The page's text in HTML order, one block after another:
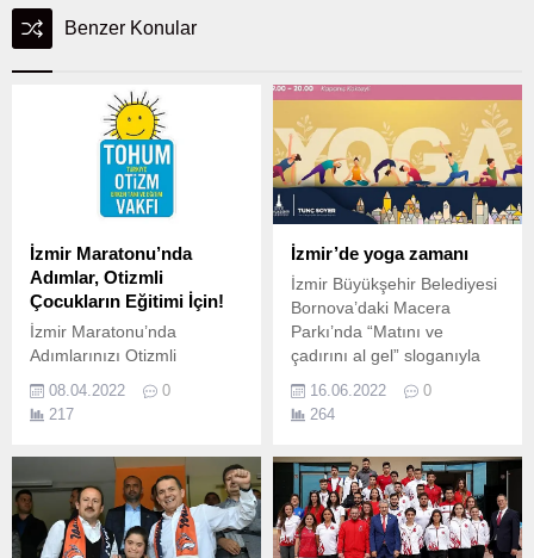
Benzer Konular
İzmir Maratonu’nda
Adımlar, Otizmli
Çocukların Eğitimi İçin!
İzmir Maratonu’nda
Adımlarınızı Otizmli
Çocuklar Yararına Atarak
Tohum Otizm Vakfı’na
Destek Olabilirsiniz! 17
gerçekleşecek olan İzmir
Maratonu’nda Tohum Otizm
Vakfı için koşarak otizmli
çocukların eğitimine katkı
08.04.2022
0
217
İzmir’de yoga zamanı
İzmir Büyükşehir Belediyesi
Bornova’daki Macera
Parkı’nda “Matını ve
çadırını al gel” sloganıyla
17-20 Haziran tarihleri
arasında yoga kampı
düzenliyor.
16.06.2022
0
264